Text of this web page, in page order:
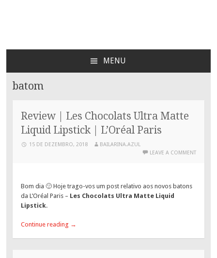
Bailarina Azul
MENU
CONTENT
batom
Review | Les Chocolats Ultra Matte
Liquid Lipstick | L’Oréal Paris
15 DE DEZEMBRO, 2018
BAILARINA.AZUL
LEAVE A COMMENT
Bom dia 🙂 Hoje trago-vos um post relativo aos novos batons
da L’Oréal Paris – Les Chocolats Ultra Matte Liquid
Lipstick.
Continue reading →